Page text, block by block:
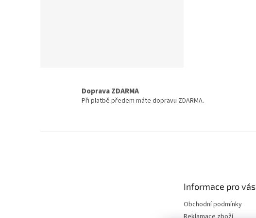
Doprava ZDARMA
Při platbě předem máte dopravu ZDARMA.
Informace pro vás
Obchodní podmínky